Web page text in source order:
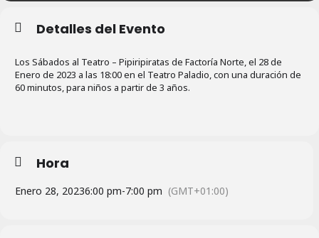
Detalles del Evento
Los Sábados al Teatro – Pipiripiratas de Factoría Norte, el 28 de
Enero de 2023 a las 18:00 en el Teatro Paladio, con una duración de
60 minutos, para niños a partir de 3 años.
Hora
Enero 28, 20236:00 pm-7:00 pm (GMT+01:00)